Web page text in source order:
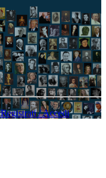
Registrati / Accedi